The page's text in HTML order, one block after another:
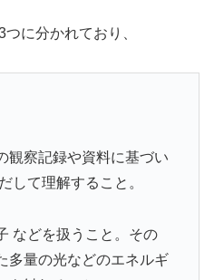
に分かれており、
観察記録や資料に基づい
して理解すること。
などを扱うこと。その
多量の光などのエネルギ